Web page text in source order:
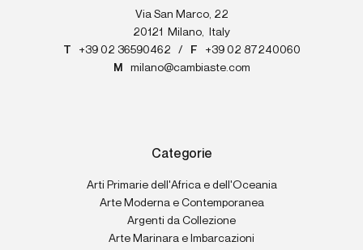
Via San Marco, 22
20121
Milano,
Italy
T
+39 02 36590462 / F
+39 02 87240060
M
milano@cambiaste.com
Categorie
Arti Primarie dell'Africa e dell'Oceania
Arte Moderna e Contemporanea
Argenti da Collezione
Arte Marinara e Imbarcazioni